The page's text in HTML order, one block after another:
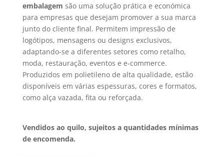
embalagem são uma solução prática e económica
para empresas que desejam promover a sua marca
junto do cliente final. Permitem impressão de
logótipos, mensagens ou designs exclusivos,
adaptando-se a diferentes setores como retalho,
moda, restauração, eventos e e-commerce.
Produzidos em polietileno de alta qualidade, estão
disponíveis em várias espessuras, cores e formatos,
como alça vazada, fita ou reforçada.
Vendidos ao quilo, sujeitos a quantidades mínimas
de encomenda.